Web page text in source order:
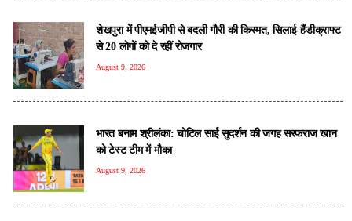
शेखपुरा में पीएमईजीपी से बदली गौरी की किस्मत, सिलाई-हैंडीक्राफ्ट
से 20 लोगों को दे रहीं रोजगार
August 9, 2026
भारत बनाम श्रीलंका: चोटिल साई सुदर्शन की जगह सरफराज खान
को टेस्ट टीम में मौका
August 9, 2026